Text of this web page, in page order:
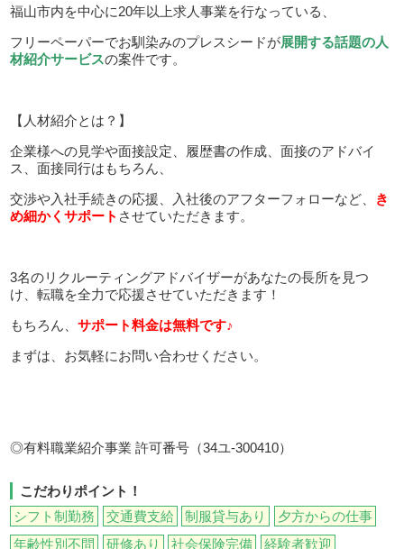
福山市内を中心に20年以上求人事業を行なっている、
フリーペーパーでお馴染みのプレスシードが展開する話題の人
材紹介サービスの案件です。
【人材紹介とは？】
企業様への見学や面接設定、履歴書の作成、面接のアドバイ
ス、面接同行はもちろん、
交渉や入社手続きの応援、入社後のアフターフォローなど、
き
め細かくサポート させていただきます。
3名のリクルーティングアドバイザーがあなたの長所を見つ
け、転職を全力で応援させていただきます！
もちろん、サポート料金は無料です♪
まずは、お気軽にお問い合わせください。
◎有料職業紹介事業 許可番号（34ユ-300410）
こだわりポイント！
シフト制勤務
交通費支給 制服貸与あり
夕方からの仕事
年齢性別不問
研修あり 社会保険完備 経験者歓迎